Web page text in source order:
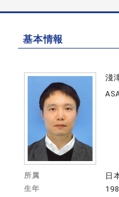
基本情報
淺
所属 日
生年